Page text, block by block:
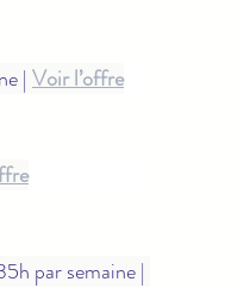
| Voir l’offre
par semaine |